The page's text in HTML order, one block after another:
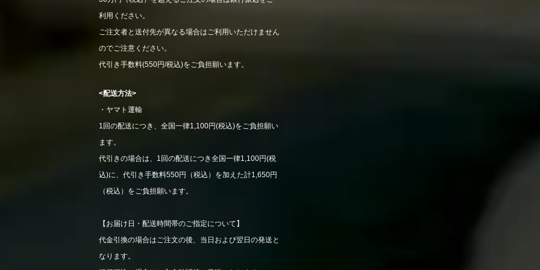
利用ください。
ご注文者と送付先が異なる場合はご利用いただけません
のでご注意ください。
代引き手数料(550円/税込)をご負担願います。
<配送方法>
・ヤマト運輸
1回の配送につき、全国一律1,100円(税込)をご負担願い
ます。
代引きの場合は、1回の配送につき全国一律1,100円(税
込)に、代引き手数料550円（税込）を加えた計1,650円
（税込）をご負担願います。
【お届け日・配送時間帯のご指定について】
代金引換の場合はご注文の後、当日および翌日の発送と
なります。